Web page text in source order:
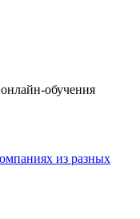
обучения
из разных